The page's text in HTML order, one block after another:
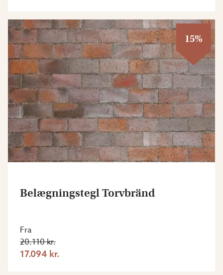
15%
Belægningstegl Torvbränd
Fra
20.110 kr.
17.094 kr.